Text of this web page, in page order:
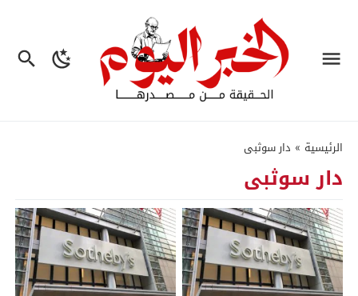
الرئيسية » دار سوثبى
دار سوثبى